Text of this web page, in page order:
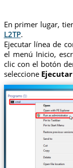
En primer lugar,
L2TP.
Ejecutar línea de
el menú Inicio,
clic con el botón
seleccione